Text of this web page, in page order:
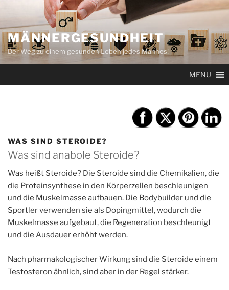
Inhalt
springen
MÄNNERGESUNDHEIT
Der Weg zu einem gesunden Leben jedes Mannes!
MENU
WAS SIND STEROIDE?
Was sind anabole Steroide?
Was heißt Steroide? Die Steroide sind die Chemikalien, die
die Proteinsynthese in den Körperzellen beschleunigen
und die Muskelmasse aufbauen. Die Bodybuilder und die
Sportler verwenden sie als Dopingmittel, wodurch die
Muskelmasse aufgebaut, die Regeneration beschleunigt
und die Ausdauer erhöht werden.
Nach pharmakologischer Wirkung sind die Steroide einem
Testosteron ähnlich, sind aber in der Regel stärker.